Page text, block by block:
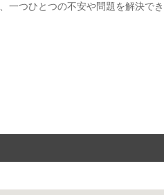
一つひとつの不安や問題を解決でき